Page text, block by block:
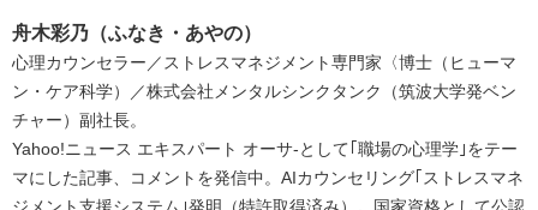
舟木彩乃（ふなき・あやの）
心理カウンセラー／ストレスマネジメント専門家〈博士（ヒューマ
ン・ケア科学）／株式会社メンタルシンクタンク（筑波大学発ベン
チャー）副社長。
Yahoo!ニュース エキスパート オーサ-として｢職場の心理学｣をテー
マにした記事、コメントを発信中。AIカウンセリング｢ストレスマネ